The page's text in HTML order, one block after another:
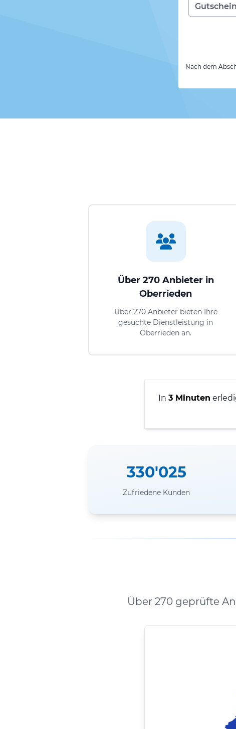
Nach dem
Über 270 Anbieter in
Oberrieden
Über 270 Anbieter bieten Ihre
gesuchte Dienstleistung in
Oberrieden an.
In 3 Minuten
330'025
Zufriedene Kunden
Über 270 geprüfte